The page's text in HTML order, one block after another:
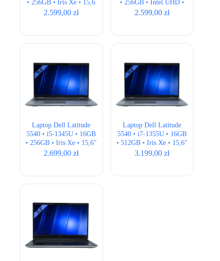
• 256GB • Iris Xe • 15,6
” Full HD
2.599,00zł
• 256GB • Intel UHD •
15,6″ Full HD
2.599,00 zł
Laptop Dell Latitude
5540 • i5-1345U • 16GB
• 256GB • Iris Xe • 15,6″
Full HD • QWERTY US
2.699,00zł
Laptop Dell Latitude
5540 • i7-1355U • 16GB
• 512GB • Iris Xe • 15,6″
Full HD • QWERTY US
3.199,00 zł